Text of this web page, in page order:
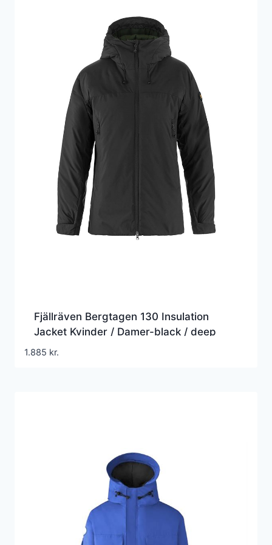
Fjällräven Bergtagen 130 Insulation
Jacket Kvinder / Damer-black / deep
forest-L – Vinterjakker
1.885 kr.